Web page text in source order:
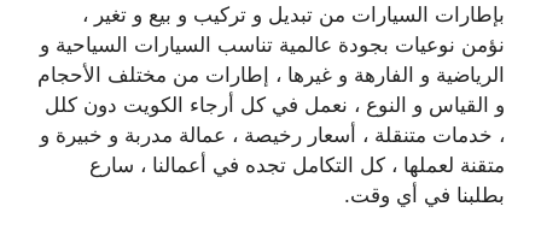
بإطارات السيارات من تبديل و تركيب و بيع و تغير ،
نؤمن نوعيات بجودة عالمية تناسب السيارات السياحية و
الرياضية و الفارهة و غيرها ، إطارات من مختلف الأحجام
و القياس و النوع ، نعمل في كل أرجاء الكويت دون كلل
، خدمات متنقلة ، أسعار رخيصة ، عمالة مدربة و خبيرة و
متقنة لعملها ، كل التكامل تجده في أعمالنا ، سارع
بطلبنا في أي وقت.